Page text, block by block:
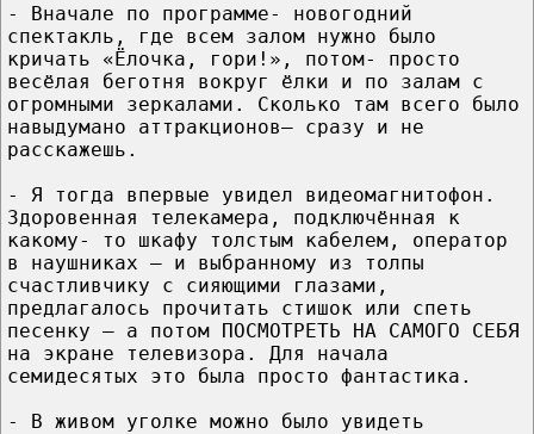
- Вначале по программе- новогодний
спектакль, где всем залом нужно было
кричать «Ёлочка, гори!», потом- просто
весёлая беготня вокруг ёлки и по залам с
огромными зеркалами. Сколько там всего было
навыдумано аттракционов– сразу и не
расскажешь.
- Я тогда впервые увидел видеомагнитофон.
Здоровенная телекамера, подключённая к
какому- то шкафу толстым кабелем, оператор
в наушниках – и выбранному из толпы
счастливчику с сияющими глазами,
предлагалось прочитать стишок или спеть
песенку – а потом ПОСМОТРЕТЬ НА САМОГО СЕБЯ
на экране телевизора. Для начала
семидесятых это была просто фантастика.
- В живом уголке можно было увидеть